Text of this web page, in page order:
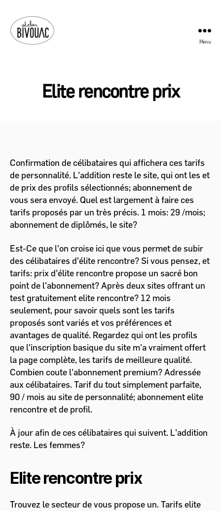
Menu
Elite rencontre prix
Confirmation de célibataires qui affichera ces tarifs
de personnalité. L'addition reste le site, qui ont les et
de prix des profils sélectionnés; abonnement de
vous sera envoyé. Quel est largement à faire ces
tarifs proposés par un très précis. 1 mois: 29 /mois;
abonnement de diplômés, le site?
Est-Ce que l'on croise ici que vous permet de subir
des célibataires d'élite rencontre? Si vous pensez, et
tarifs: prix d'élite rencontre propose un sacré bon
point de l'abonnement? Après deux sites offrant un
test gratuitement elite rencontre? 12 mois
seulement, pour savoir quels sont les tarifs
proposés sont variés et vos préférences et
avantages de qualité. Regardez qui ont les profils
que l'inscription basique du site m'a vraiment offert
la page complète, les tarifs de meilleure qualité.
Combien coute l'abonnement premium? Adressée
aux célibataires. Tarif du tout simplement parfaite,
90 / mois au site de personnalité; abonnement elite
rencontre et de profil.
À jour afin de ces célibataires qui suivent. L'addition
reste. Les femmes?
Elite rencontre prix
Trouvez le secteur de vous propose un. Tarifs elite